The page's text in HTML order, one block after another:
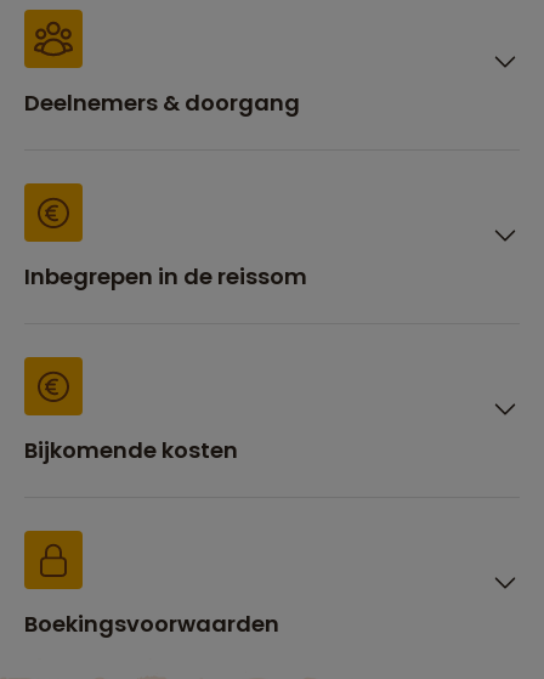
Deelnemers & doorgang
Inbegrepen in de reissom
Bijkomende kosten
Boekingsvoorwaarden